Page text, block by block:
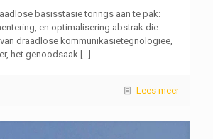
basisstasie torings aan te pak:
en optimalisering abstrak die
draadlose kommunikasietegnologieë,
het genoodsaak [...]
Lees meer